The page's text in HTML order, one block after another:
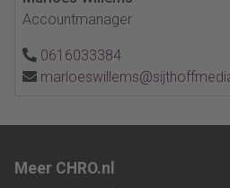
Accountmanager
0616033384
Meer CHRO.nl